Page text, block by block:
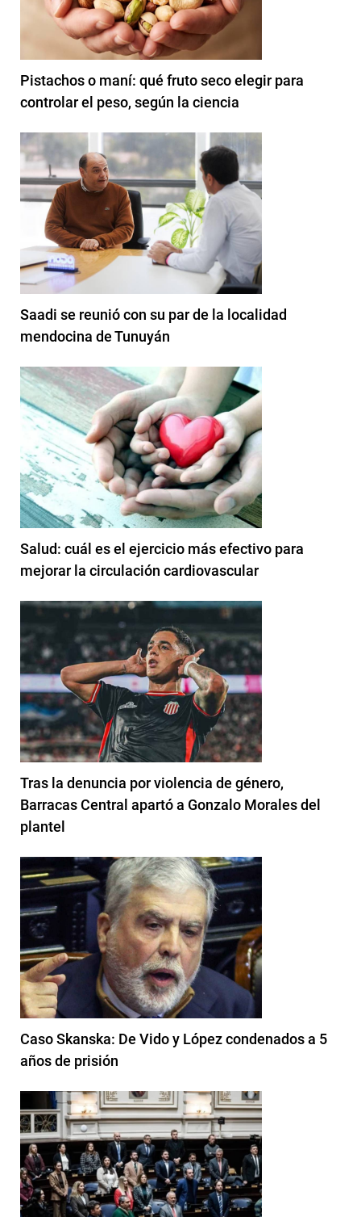
Pistachos o maní: qué fruto seco elegir para
controlar el peso, según la ciencia
Saadi se reunió con su par de la localidad
mendocina de Tunuyán
Salud: cuál es el ejercicio más efectivo para
mejorar la circulación cardiovascular
Tras la denuncia por violencia de género,
Barracas Central apartó a Gonzalo Morales del
plantel
Caso Skanska: De Vido y López condenados a 5
años de prisión